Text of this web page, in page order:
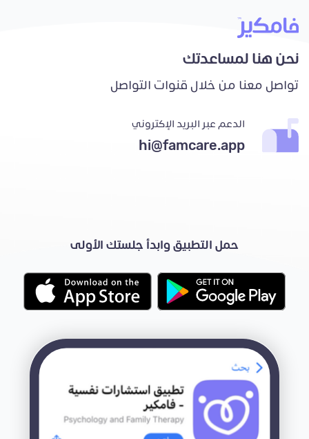
نحن هنا لمساعدتك
تواصل معنا من خلال قنوات التواصل
الدعم عبر البريد الإكتروني
hi@famcare.app
حمل التطبيق وابدأ جلستك الأولى